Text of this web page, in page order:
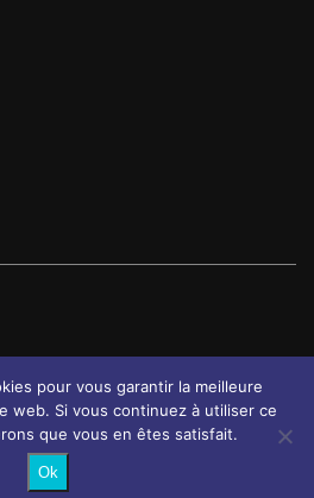
réservés.
pour vous garantir la meilleure
web. Si vous continuez à utiliser ce
que vous en êtes satisfait.
Ok